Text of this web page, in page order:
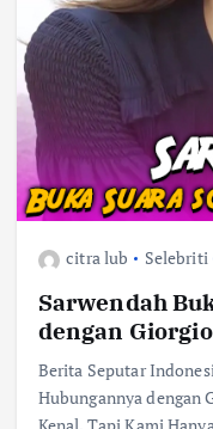
citra lub Selebriti
Sarwendah
dengan
Berita Seputar
Hubungannya dengan